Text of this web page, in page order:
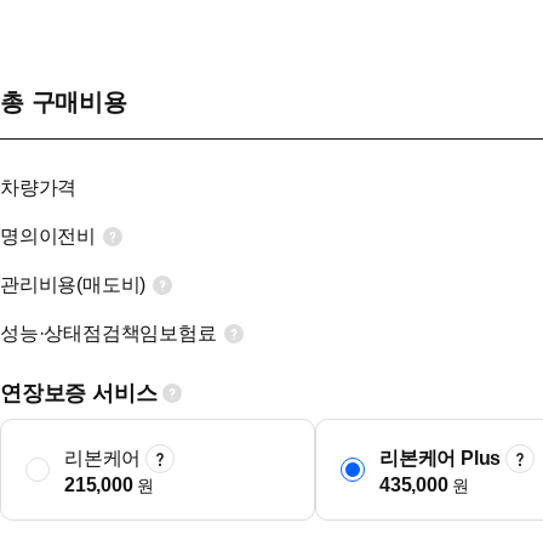
총 구매비용
차량가격
명의이전비
관리비용(매도비)
성능·상태점검책임보험료
연장보증 서비스
리본케어
215,000원
리본케어 Plus
435,000원